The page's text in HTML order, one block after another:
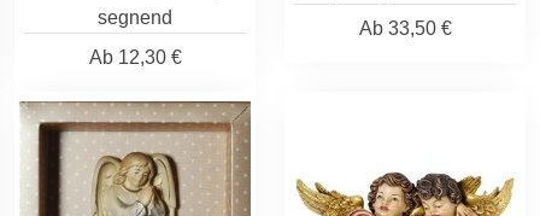
segnend
Ab12,30 €
Ab33,50 €